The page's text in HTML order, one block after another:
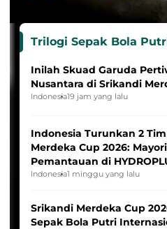
Trilogi Sepak Bola
Inilah Skuad Garuda
Nusantara di Srikandi
Indonesia19 jam yang lalu
Indonesia Turunkan 2
Merdeka Cup 2026:
Pemantauan di
League
Indonesia1 minggu yang lalu
Srikandi Merdeka Cup
Sepak Bola Putri